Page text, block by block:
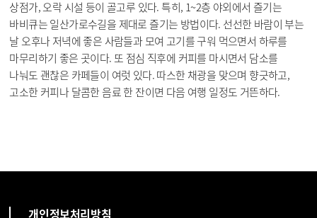
상점가, 오락 시설 등이 골고루 있다. 특히, 1~2층 야외에서 즐기는
바비큐는 일산가로수길을 제대로 즐기는 방법이다. 선선한 바람이 부는
날 오후나 저녁에 좋은 사람들과 모여 고기를 구워 먹으면서 하루를
마무리하기 좋은 곳이다. 또 점심 직후에 커피를 마시면서 담소를
나눠도 괜찮은 카페들이 여럿 있다. 따스한 채광을 맞으며 향긋하고,
고소한 커피나 달콤한 음료 한 잔이면 다음 여행 일정도 거뜬하다.
개인정보처리방침